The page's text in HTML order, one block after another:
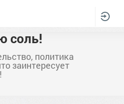
соль!
политика
заинтересует